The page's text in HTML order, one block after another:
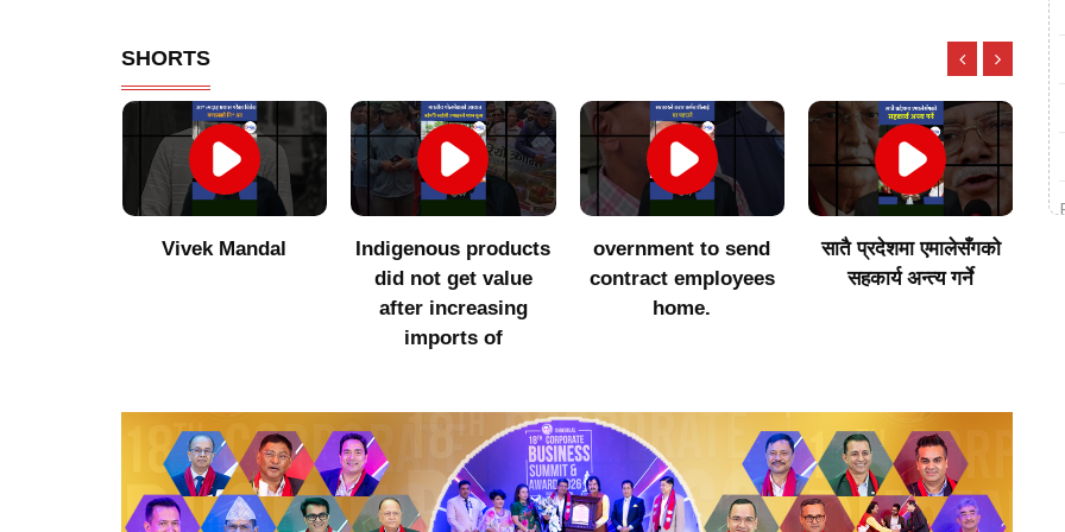
SHORTS
Vivek Mandal
Indigenous products
did not get value
after increasing
imports of
overnment to send
contract employees
home.
सातै प्रदेशमा एमालेसँगको
सहकार्य अन्त्य गर्ने